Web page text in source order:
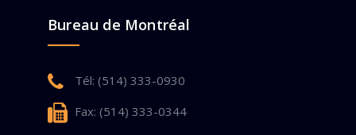
Bureau de Montréal
Tél: (514) 333-0930
Fax: (514) 333-0344